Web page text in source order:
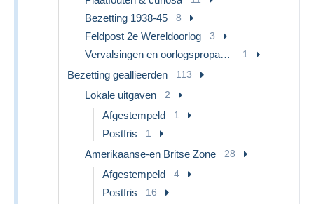
Bezetting 1938-45 8
Feldpost 2e Wereldoorlog 3
Vervalsingen en oorlogspropaganda 1
Bezetting geallieerden 113
Lokale uitgaven 2
Afgestempeld 1
Postfris 1
Amerikaanse-en Britse Zone 28
Afgestempeld 4
Postfris 16